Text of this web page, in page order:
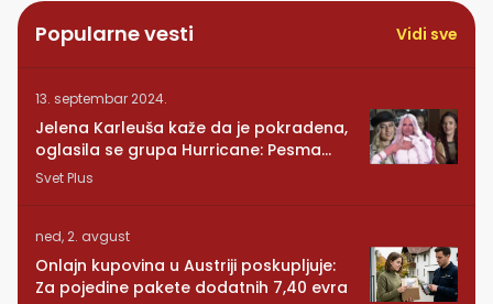
Popularne vesti Vidi sve
13. septembar 2024.
Jelena Karleuša kaže da je pokradena,
oglasila se grupa Hurricane: Pesma
RUNDE je naša!
Svet Plus
ned, 2. avgust
Onlajn kupovina u Austriji poskupljuje:
Za pojedine pakete dodatnih 7,40 evra